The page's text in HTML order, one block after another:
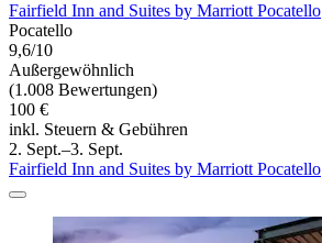
Fairfield Inn and Suites by Marriott Pocatello
Pocatello
9,6/10
Außergewöhnlich
(1.008 Bewertungen)
100 €
inkl. Steuern & Gebühren
2. Sept.–3. Sept.
Fairfield Inn and Suites by Marriott Pocatello